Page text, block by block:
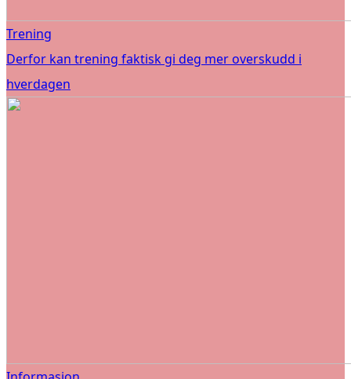
Trening
Derfor kan trening faktisk gi deg mer overskudd i
hverdagen